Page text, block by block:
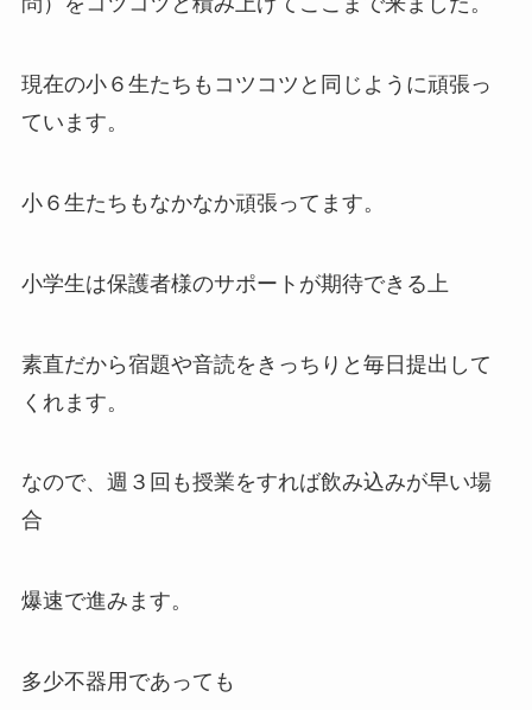
現在の小６生たちもコツコツと同じように頑張っ
ています。
小６生たちもなかなか頑張ってます。
小学生は保護者様のサポートが期待できる上
素直だから宿題や音読をきっちりと毎日提出して
くれます。
なので、週３回も授業をすれば飲み込みが早い場
合
爆速で進みます。
多少不器用であっても